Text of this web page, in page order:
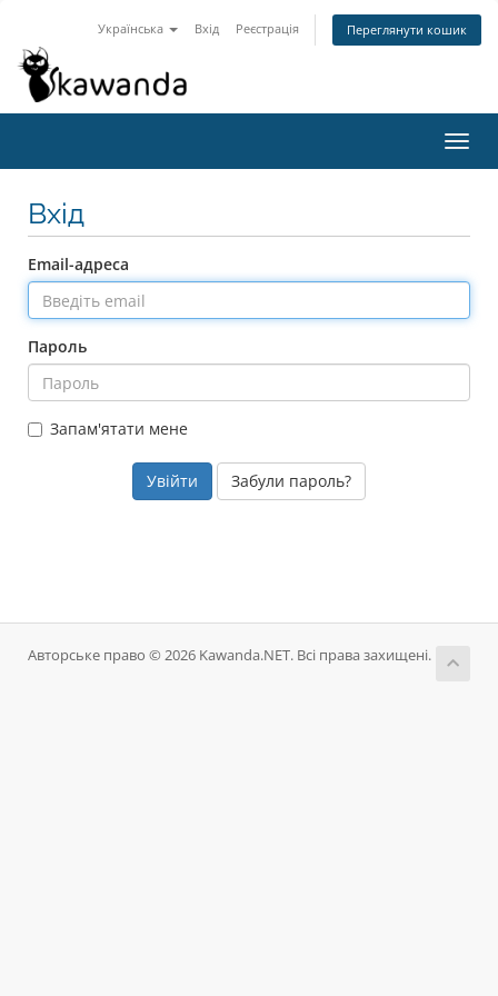
Українська Вхід Реєстрація Переглянути кошик
Вхід
Email-адреса
Пароль
Запам'ятати мене
Забули пароль?
Авторське право © 2026 Kawanda.NET. Всі права захищені.